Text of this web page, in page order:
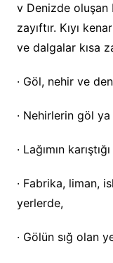
v Denizde oluşan
zayıftır. Kıyı
ve dalgalar kısa
· Göl, nehir ve
· Nehirlerin göl ya
· Lağımın
· Fabrika, liman,
yerlerde,
· Gölün sığ olan